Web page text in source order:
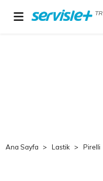
TR
Ana Sayfa Lastik Pirelli